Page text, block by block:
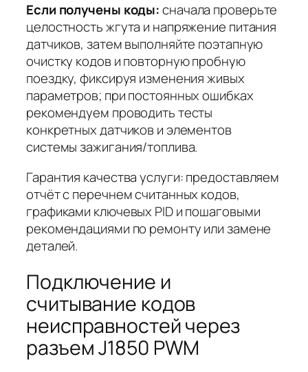
Если получены коды:сначала проверьте
целостность жгута и напряжение питания
датчиков, затем выполняйте поэтапную
очистку кодов и повторную пробную
поездку, фиксируя изменения живых
параметров; при постоянных ошибках
рекомендуем проводить тесты
конкретных датчиков и элементов
системы зажигания/топлива.
Гарантия качества услуги:предоставляем
отчёт с перечнем считанных кодов,
графиками ключевых PID и пошаговыми
рекомендациями по ремонту или замене
деталей.
Подключение и
считывание кодов
неисправностей через
разъем J1850 PWM